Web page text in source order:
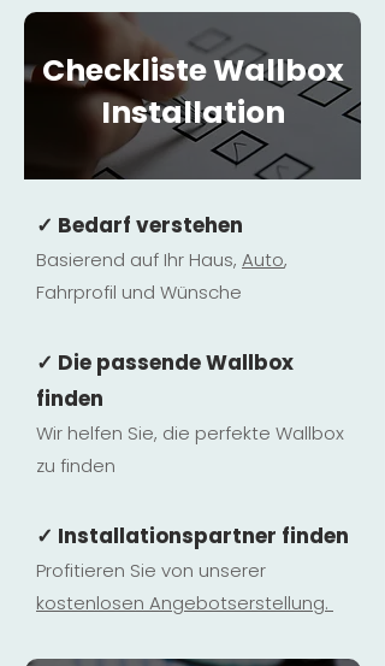
Checkliste Wallbox
Installation
✓ Bedarf verstehen
Basierend auf Ihr Haus, Auto,
Fahrprofil und Wünsche
✓ Die passende Wallbox
finden
Wir helfen Sie, die perfekte Wallbox
zu finden
✓ Installationspartner finden
Profitieren Sie von unserer
kostenlosen Angebotserstellung.